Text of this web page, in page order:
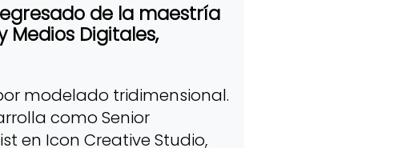
egresado de la maestría
Medios Digitales,
modelado tridimensional.
como Senior
en Icon Creative Studio,